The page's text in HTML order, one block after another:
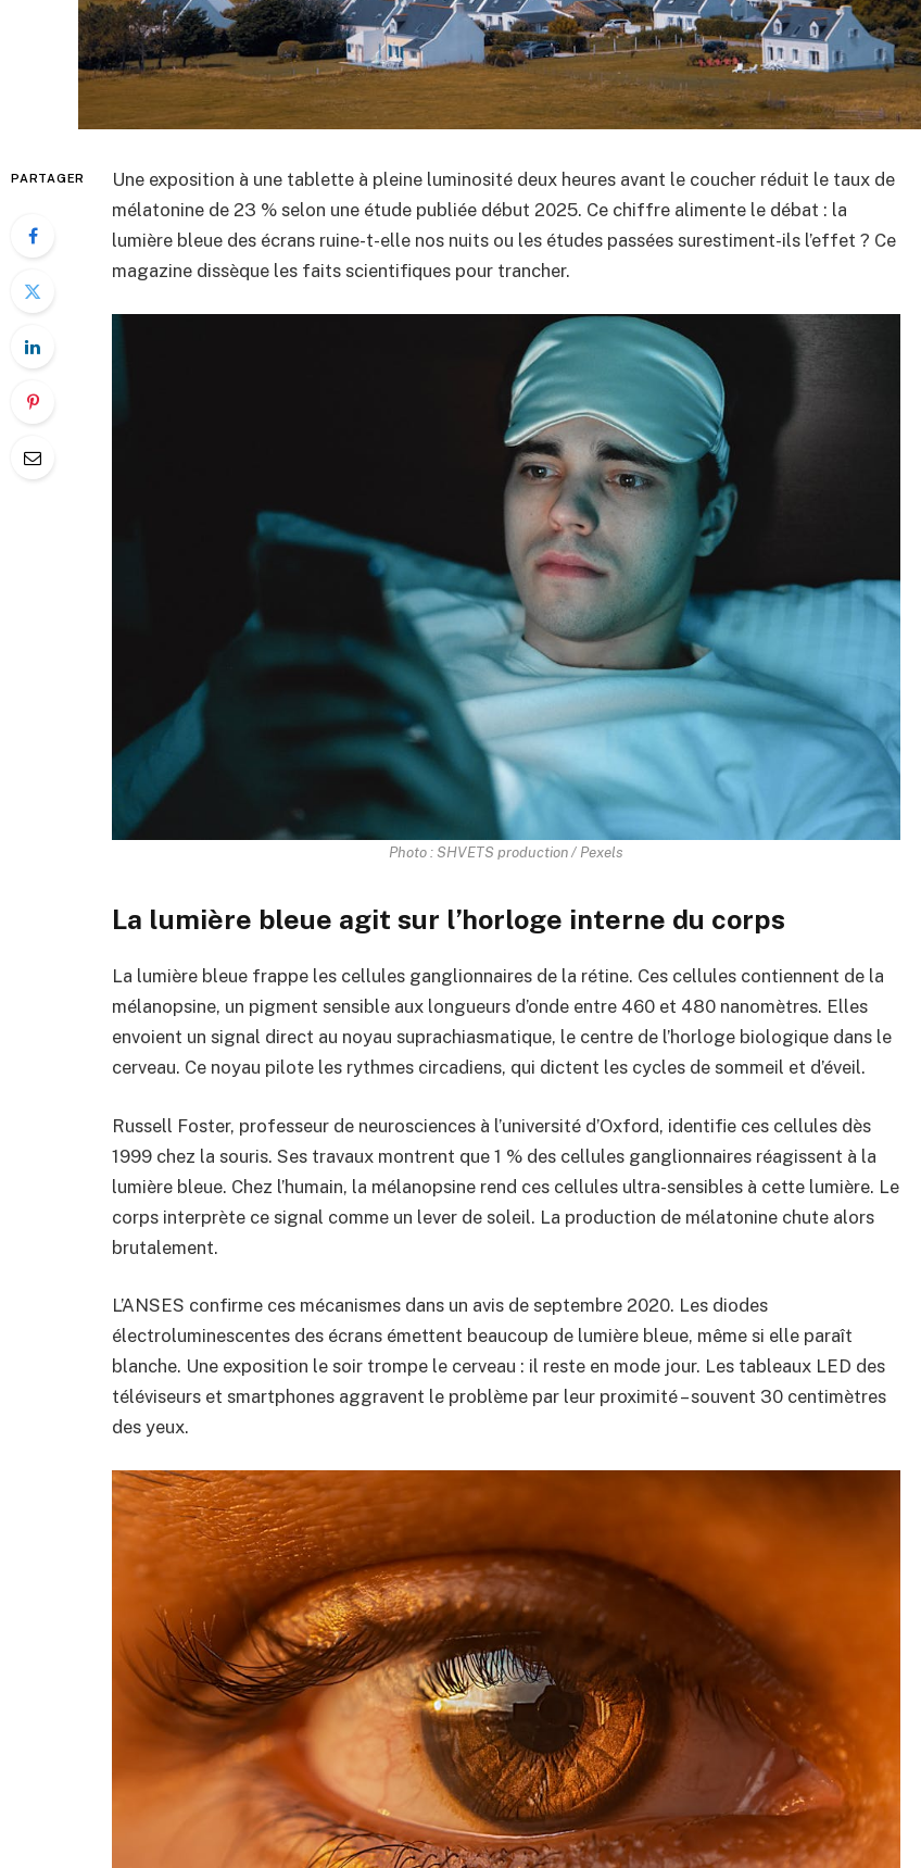
PARTAGER
Une exposition à une tablette à pleine luminosité deux heures avant le coucher réduit le taux de
mélatonine de 23 % selon une étude publiée début 2025. Ce chiffre alimente le débat : la
lumière bleue des écrans ruine-t-elle nos nuits ou les études passées surestiment-ils l’effet ? Ce
magazine dissèque les faits scientifiques pour trancher.
Photo : SHVETS production / Pexels
La lumière bleue agit sur l’horloge interne du corps
La lumière bleue frappe les cellules ganglionnaires de la rétine. Ces cellules contiennent de la
mélanopsine, un pigment sensible aux longueurs d’onde entre 460 et 480 nanomètres. Elles
envoient un signal direct au noyau suprachiasmatique, le centre de l’horloge biologique dans le
cerveau. Ce noyau pilote les rythmes circadiens, qui dictent les cycles de sommeil et d’éveil.
Russell Foster, professeur de neurosciences à l’université d’Oxford, identifie ces cellules dès
1999 chez la souris. Ses travaux montrent que 1 % des cellules ganglionnaires réagissent à la
lumière bleue. Chez l’humain, la mélanopsine rend ces cellules ultra-sensibles à cette lumière. Le
corps interprète ce signal comme un lever de soleil. La production de mélatonine chute alors
brutalement.
L’ANSES confirme ces mécanismes dans un avis de septembre 2020. Les diodes
électroluminescentes des écrans émettent beaucoup de lumière bleue, même si elle paraît
blanche. Une exposition le soir trompe le cerveau : il reste en mode jour. Les tableaux LED des
téléviseurs et smartphones aggravent le problème par leur proximité – souvent 30 centimètres
des yeux.